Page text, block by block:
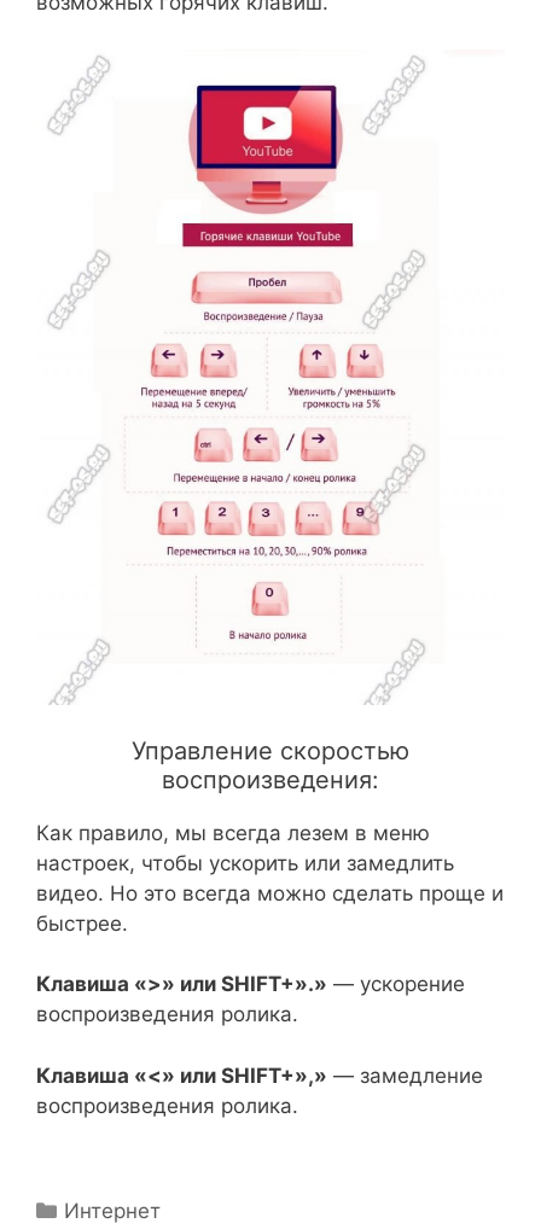
Управление скоростью
воспроизведения:
Как правило, мы всегда лезем в меню
настроек, чтобы ускорить или замедлить
видео. Но это всегда можно сделать проще и
быстрее.
Клавиша «>» или SHIFT+».» — ускорение
воспроизведения ролика.
Клавиша «<» или SHIFT+»,» — замедление
воспроизведения ролика.
Рубрики
Интернет